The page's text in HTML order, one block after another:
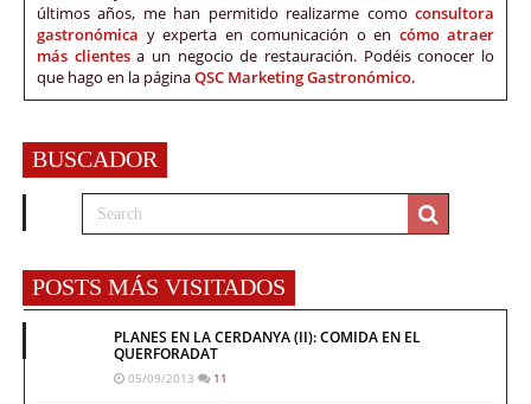
últimos años, me han permitido realizarme como consultora
gastronómica y experta en comunicación o en cómo atraer
más clientes a un negocio de restauración. Podéis conocer lo
que hago en la páginaQSC Marketing Gastronómico.
BUSCADOR
POSTS MÁS VISITADOS
PLANES EN LA CERDANYA (II): COMIDA EN EL
QUERFORADAT
05/09/2013 11